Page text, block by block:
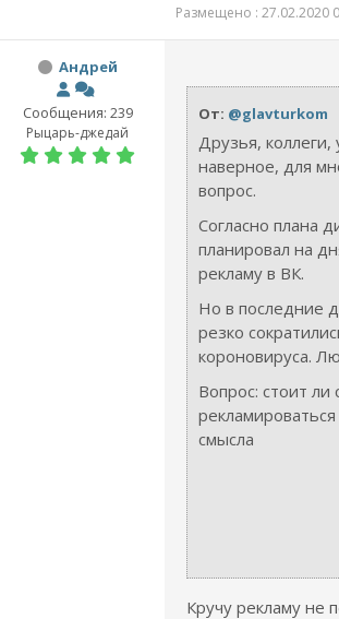
Размещено : 27.02.2020
Андрей
Сообщения: 239
Рыцарь-джедай
От: @glavturkom
Друзья, коллеги,
наверное, для
вопрос.
Согласно плана
планировал на
рекламу в ВК.
Но в последние
резко
короновируса.
Вопрос: стоит ли
смысла
Кручу рекламу не